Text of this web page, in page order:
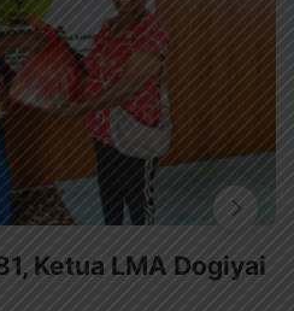
Ketua LMA Dogiyai